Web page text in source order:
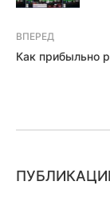
ВПЕРЕД
Как прибыльно